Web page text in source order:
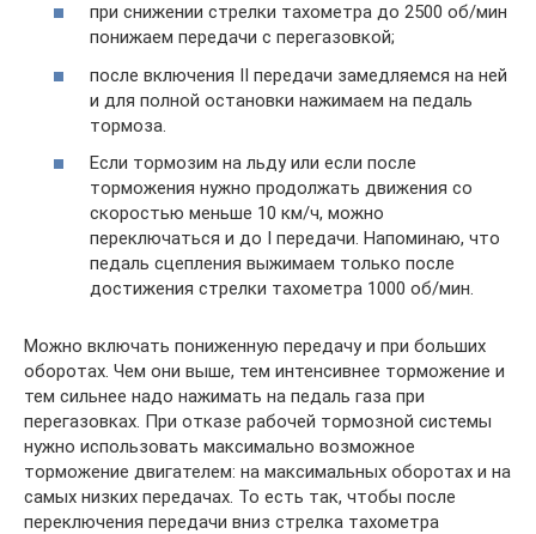
при снижении стрелки тахометра до 2500 об/мин
понижаем передачи с перегазовкой;
после включения II передачи замедляемся на ней
и для полной остановки нажимаем на педаль
тормоза.
Если тормозим на льду или если после
торможения нужно продолжать движения со
скоростью меньше 10 км/ч, можно
переключаться и до I передачи. Напоминаю, что
педаль сцепления выжимаем только после
достижения стрелки тахометра 1000 об/мин.
Можно включать пониженную передачу и при больших
оборотах. Чем они выше, тем интенсивнее торможение и
тем сильнее надо нажимать на педаль газа при
перегазовках. При отказе рабочей тормозной системы
нужно использовать максимально возможное
торможение двигателем: на максимальных оборотах и на
самых низких передачах. То есть так, чтобы после
переключения передачи вниз стрелка тахометра